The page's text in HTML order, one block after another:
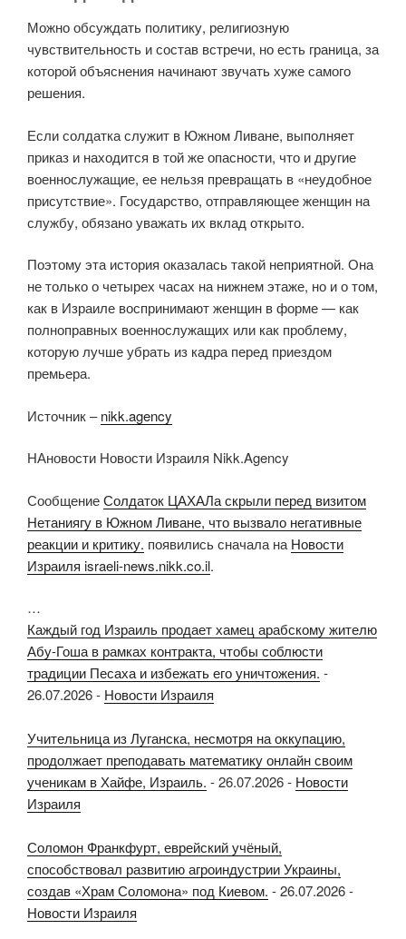
Можно обсуждать политику, религиозную
чувствительность и состав встречи, но есть граница, за
которой объяснения начинают звучать хуже самого
решения.
Если солдатка служит в Южном Ливане, выполняет
приказ и находится в той же опасности, что и другие
военнослужащие, ее нельзя превращать в «неудобное
присутствие». Государство, отправляющее женщин на
службу, обязано уважать их вклад открыто.
Поэтому эта история оказалась такой неприятной. Она
не только о четырех часах на нижнем этаже, но и о том,
как в Израиле воспринимают женщин в форме — как
полноправных военнослужащих или как проблему,
которую лучше убрать из кадра перед приездом
премьера.
Источник –nikk.agency
НАновости Новости Израиля Nikk.Agency
СообщениеСолдаток ЦАХАЛа скрыли перед визитом
Нетаниягу в Южном Ливане, что вызвало негативные
реакции и критику. появились сначала на Новости
Израиля israeli-news.nikk.co.il.
…
Каждый год Израиль продает хамец арабскому жителю
Абу-Гоша в рамках контракта, чтобы соблюсти
традиции Песаха и избежать его уничтожения. -
26.07.2026- Новости Израиля
Учительница из Луганска, несмотря на оккупацию,
продолжает преподавать математику онлайн своим
ученикам в Хайфе, Израиль. -26.07.2026- Новости
Израиля
Соломон Франкфурт, еврейский учёный,
способствовал развитию агроиндустрии Украины,
создав «Храм Соломона» под Киевом. -26.07.2026-
Новости Израиля